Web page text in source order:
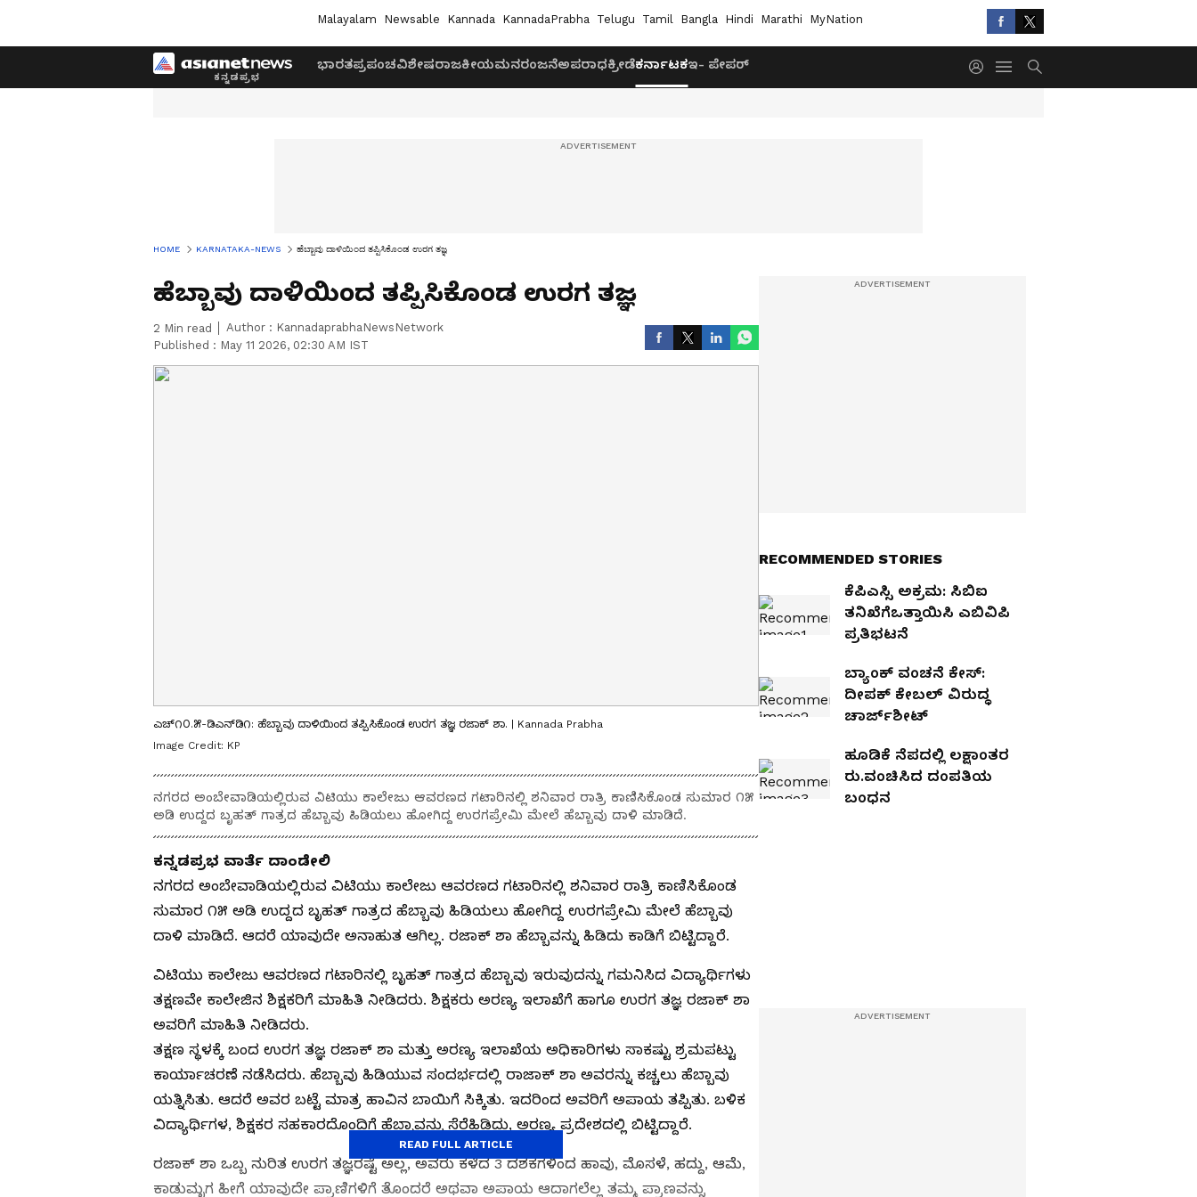
Malayalam Newsable Kannada KannadaPrabha Telugu Tamil Bangla Hindi Marathi MyNation
ಭಾರತಪ್ರಪಂಚವಿಶೇಷರಾಜಕೀಯಮನರಂಜನೆಅಪರಾಧಕ್ರೀಡೆಕರ್ನಾಟಕಇ- ಪೇಪರ್
HOME KARNATAKA-NEWS ಹೆಬ್ಬಾವು ದಾಳಿಯಿಂದ ತಪ್ಪಿಸಿಕೊಂಡ ಉರಗ ತಜ್ಞ
ಹೆಬ್ಬಾವು ದಾಳಿಯಿಂದ ತಪ್ಪಿಸಿಕೊಂಡ ಉರಗ ತಜ್ಞ
2 Min read Author : KannadaprabhaNewsNetwork
Published : May 11 2026, 02:30 AM IST
ಎಚ್೧೦.೫-ಡಿಎನ್‌ಡಿ೧: ಹೆಬ್ಬಾವು ದಾಳಿಯಿಂದ ತಪ್ಪಿಸಿಕೊಂಡ ಉರಗ ತಜ್ಞ ರಜಾಕ್ ಶಾ. | Kannada Prabha
Image Credit: KP
ನಗರದ ಅಂಬೇವಾಡಿಯಲ್ಲಿರುವ ವಿಟಿಯು ಕಾಲೇಜು ಆವರಣದ ಗಟಾರಿನಲ್ಲಿ ಶನಿವಾರ ರಾತ್ರಿ ಕಾಣಿಸಿಕೊಂಡ ಸುಮಾರ ೧೫
ಅಡಿ ಉದ್ದದ ಬೃಹತ್ ಗಾತ್ರದ ಹೆಬ್ಬಾವು ಹಿಡಿಯಲು ಹೋಗಿದ್ದ ಉರಗಪ್ರೇಮಿ ಮೇಲೆ ಹೆಬ್ಬಾವು ದಾಳಿ ಮಾಡಿದೆ.
ಕನ್ನಡಪ್ರಭ ವಾರ್ತೆ ದಾಂಡೇಲಿ
ನಗರದ ಅಂಬೇವಾಡಿಯಲ್ಲಿರುವ ವಿಟಿಯು ಕಾಲೇಜು ಆವರಣದ ಗಟಾರಿನಲ್ಲಿ ಶನಿವಾರ ರಾತ್ರಿ ಕಾಣಿಸಿಕೊಂಡ
ಸುಮಾರ ೧೫ ಅಡಿ ಉದ್ದದ ಬೃಹತ್ ಗಾತ್ರದ ಹೆಬ್ಬಾವು ಹಿಡಿಯಲು ಹೋಗಿದ್ದ ಉರಗಪ್ರೇಮಿ ಮೇಲೆ ಹೆಬ್ಬಾವು
ದಾಳಿ ಮಾಡಿದೆ. ಆದರೆ ಯಾವುದೇ ಅನಾಹುತ ಆಗಿಲ್ಲ. ರಜಾಕ್ ಶಾ ಹೆಬ್ಬಾವನ್ನು ಹಿಡಿದು ಕಾಡಿಗೆ ಬಿಟ್ಟಿದ್ದಾರೆ.
ವಿಟಿಯು ಕಾಲೇಜು ಆವರಣದ ಗಟಾರಿನಲ್ಲಿ ಬೃಹತ್ ಗಾತ್ರದ ಹೆಬ್ಬಾವು ಇರುವುದನ್ನು ಗಮನಿಸಿದ ವಿದ್ಯಾರ್ಥಿಗಳು
ತಕ್ಷಣವೇ ಕಾಲೇಜಿನ ಶಿಕ್ಷಕರಿಗೆ ಮಾಹಿತಿ ನೀಡಿದರು. ಶಿಕ್ಷಕರು ಅರಣ್ಯ ಇಲಾಖೆಗೆ ಹಾಗೂ ಉರಗ ತಜ್ಞ ರಜಾಕ್ ಶಾ
ಅವರಿಗೆ ಮಾಹಿತಿ ನೀಡಿದರು.
ತಕ್ಷಣ ಸ್ಥಳಕ್ಕೆ ಬಂದ ಉರಗ ತಜ್ಞ ರಜಾಕ್ ಶಾ ಮತ್ತು ಅರಣ್ಯ ಇಲಾಖೆಯ ಅಧಿಕಾರಿಗಳು ಸಾಕಷ್ಟು ಶ್ರಮಪಟ್ಟು
ಕಾರ್ಯಾಚರಣೆ ನಡೆಸಿದರು. ಹೆಬ್ಬಾವು ಹಿಡಿಯುವ ಸಂದರ್ಭದಲ್ಲಿ ರಾಜಾಕ್ ಶಾ ಅವರನ್ನು ಕಚ್ಚಲು ಹೆಬ್ಬಾವು
ಯತ್ನಿಸಿತು. ಆದರೆ ಅವರ ಬಟ್ಟೆ ಮಾತ್ರ ಹಾವಿನ ಬಾಯಿಗೆ ಸಿಕ್ಕಿತು. ಇದರಿಂದ ಅವರಿಗೆ ಅಪಾಯ ತಪ್ಪಿತು. ಬಳಿಕ
ವಿದ್ಯಾರ್ಥಿಗಳ, ಶಿಕ್ಷಕರ ಸಹಕಾರದೊಂದಿಗೆ ಹೆಬ್ಬಾವನ್ನು ಸೆರೆಹಿಡಿದು, ಅರಣ್ಯ ಪ್ರದೇಶದಲ್ಲಿ ಬಿಟ್ಟಿದ್ದಾರೆ.
ರಜಾಕ್ ಶಾ ಒಬ್ಬ ನುರಿತ ಉರಗ ತಜ್ಞರಷ್ಟೆ ಅಲ್ಲ, ಅವರು ಕಳೆದ 3 ದಶಕಗಳಿಂದ ಹಾವು, ಮೊಸಳೆ, ಹದ್ದು, ಆಮೆ,
ಕಾಡುಮೃಗ ಹೀಗೆ ಯಾವುದೇ ಪ್ರಾಣಿಗಳಿಗೆ ತೊಂದರೆ ಅಥವಾ ಅಪಾಯ ಆದಾಗಲೆಲ್ಲ ತಮ್ಮ ಪ್ರಾಣವನ್ನು
READ FULL ARTICLE
RECOMMENDED STORIES
ಕೆಪಿಎಸ್ಸಿ ಅಕ್ರಮ: ಸಿಬಿಐ
ತನಿಖೆಗೆಒತ್ತಾಯಿಸಿ ಎಬಿವಿಪಿ
ಪ್ರತಿಭಟನೆ
ಬ್ಯಾಂಕ್‌ ವಂಚನೆ ಕೇಸ್‌:
ದೀಪಕ್‌ ಕೇಬಲ್‌ ವಿರುದ್ಧ
ಚಾರ್ಜ್‌ಶೀಟ್‌
ಹೂಡಿಕೆ ನೆಪದಲ್ಲಿ ಲಕ್ಷಾಂತರ
ರು.ವಂಚಿಸಿದ ದಂಪತಿಯ
ಬಂಧನ